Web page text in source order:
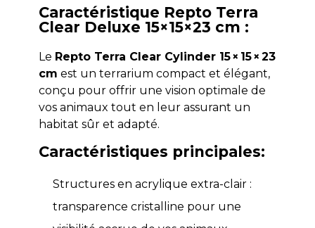
Caractéristique Repto Terra
Clear Deluxe 15×15×23 cm :
Le Repto Terra Clear Cylinder 15 × 15 × 23
cm est un terrarium compact et élégant,
conçu pour offrir une vision optimale de
vos animaux tout en leur assurant un
habitat sûr et adapté.
Caractéristiques principales:
Structures en acrylique extra-clair :
transparence cristalline pour une